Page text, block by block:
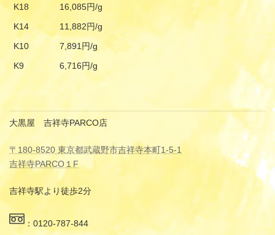
K18
16,085円/g
K14
11,882円/g
K10
7,891円/g
K9
6,716円/g
大黒屋 吉祥寺PARCO店
〒180-8520 東京都武蔵野市吉祥寺本町1-5-1
吉祥寺PARCO１F
吉祥寺駅より徒歩2分
：0120-787-844